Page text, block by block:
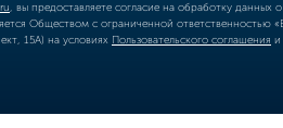
, вы предоставляете согласие на обработку
Обществом с ограниченной
15А) на условиях Пользовательского соглашения и